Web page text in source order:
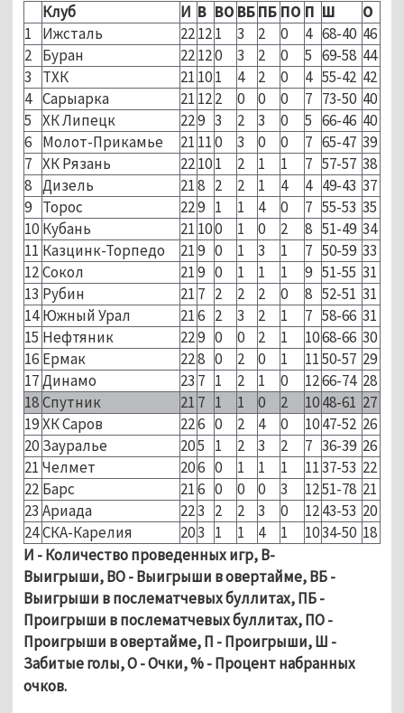
Клуб
И В ВО ВБПБ ПО П Ш
О
1
Ижсталь 22121 3 2 0 4 68-40 46
2 Буран 22120 3 2 0 5 69-58 44
3
ТХК 21 101 4 2 0 4 55-42 42
4 Сарыарка 21 122 0 0 0 7 73-50 40
5 ХК Липецк 229 3 2 3 0 5 66-46 40
6 Молот-Прикамье 21 110 3 0 0 7 65-47 39
7 ХК Рязань 22101 2 1 1 7 57-57 38
8 Дизель 218 2 2 1 4 4 49-43 37
9 Торос 229 1 1 4 0 7 55-53 35
10 Кубань 21 100 1 0 2 8 51-49 34
11 Казцинк-Торпедо 219 0 1 3 1 7 50-59 33
12Сокол 219 0 1 1 1 9 51-55 31
13 Рубин 21 7 2 2 2 0 8 52-51 31
14 Южный Урал 216 2 3 2 1 7 58-66 31
15 Нефтяник 229 0 0 2 1 1068-66 30
16 Ермак 228 0 2 0 1 1150-57 29
17Динамо 23 7 1 2 1 0 1266-74 28
18Спутник 21 7 1 1 0 2 1048-61 27
19ХК Саров 226 0 2 4 0 1047-52 26
20 Зауралье 205 1 2 3 2 7 36-39 26
21 Челмет 206 0 1 1 1 1137-53 22
22 Барс 216 0 0 0 3 1251-78 21
23 Ариада 223 2 2 3 0 1243-53 20
24СКА-Карелия 203 1 1 4 1 1034-50 18
И - Количество проведенных игр, В-
Выигрыши, ВО - Выигрыши в овертайме, ВБ -
Выигрыши в послематчевых буллитах, ПБ -
Проигрыши в послематчевых буллитах, ПО -
Проигрыши в овертайме, П - Проигрыши, Ш -
Забитые голы, О - Очки,% - Процент набранных
очков.